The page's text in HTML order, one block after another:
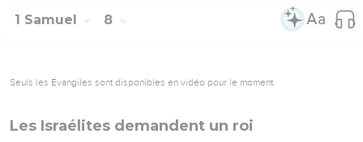
1 Samuel 8
Seuls les Évangiles sont disponibles en vidéo pour le moment.
Les Israélites demandent un roi